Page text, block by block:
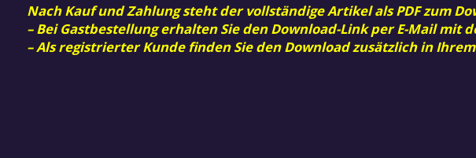
Nach Kauf und Zahlung steht der vollständige Artikel als PDF zum
– Bei Gastbestellung erhalten Sie den Download-Link per E-Mail mit
– Als registrierter Kunde finden Sie den Download zusätzlich in